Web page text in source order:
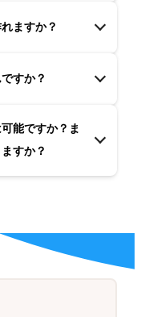
ますか？
すか？
能ですか？ま
すか？